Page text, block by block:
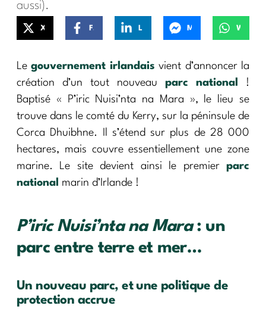
aussi).
Facebook
Legouvernement irlandais vient d’annoncer la
création d’un tout nouveau parc national
!
Baptisé « P’iric Nuisi’nta na Mara », le lieu se
trouve dans le comté du Kerry, sur la péninsule de
Corca Dhuibhne. Il s’étend sur plus de 28 000
hectares, mais couvre essentiellement une zone
marine. Le site devient ainsi le premier parc
national
marin d’Irlande !
P’iric Nuisi’nta na Mara: un
parc entre terre et mer…
Un nouveau parc, et une politique de
protection accrue